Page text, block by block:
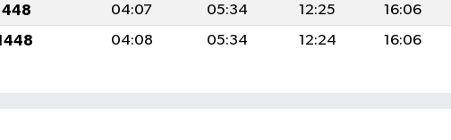
04:07 05:34 12:25 16:06
04:08 05:34 12:24 16:06